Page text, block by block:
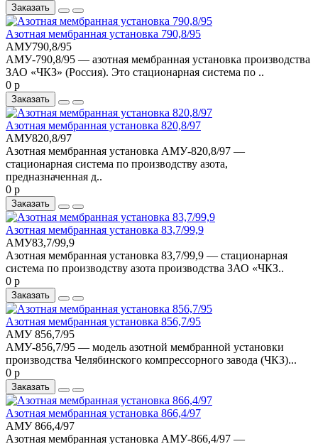
Заказать
Азотная мембранная установка 790,8/95
АМУ790,8/95
АМУ-790,8/95 — азотная мембранная установка производства
ЗАО «ЧКЗ» (Россия). Это стационарная система по ..
0 р
Заказать
Азотная мембранная установка 820,8/97
АМУ820,8/97
Азотная мембранная установка АМУ-820,8/97 —
стационарная система по производству азота,
предназначенная д..
0 р
Заказать
Азотная мембранная установка 83,7/99,9
АМУ83,7/99,9
Азотная мембранная установка 83,7/99,9 — стационарная
система по производству азота производства ЗАО «ЧКЗ..
0 р
Заказать
Азотная мембранная установка 856,7/95
АМУ 856,7/95
АМУ-856,7/95 — модель азотной мембранной установки
производства Челябинского компрессорного завода (ЧКЗ)...
0 р
Заказать
Азотная мембранная установка 866,4/97
АМУ 866,4/97
Азотная мембранная установка АМУ-866,4/97 —